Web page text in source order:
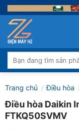
Skip
to
content
Tìm
kiếm:
Trang chủ / Điều hòa
Điều hòa Daikin
FTKQ50SVMV